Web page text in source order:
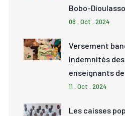
Bobo-
06 . Oct . 2024
Versement
indemnités
enseignants de
11 . Oct . 2024
Les caisses